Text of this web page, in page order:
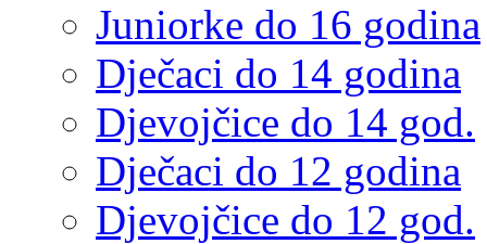
Juniorke do 16 godina
Dječaci do 14 godina
Djevojčice do 14 god.
Dječaci do 12 godina
Djevojčice do 12 god.